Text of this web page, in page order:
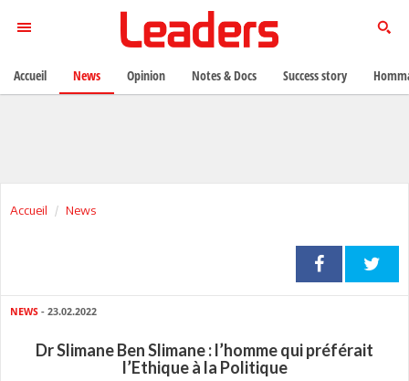
Accueil News
NEWS - 23.02.2022
Dr Slimane Ben Slimane : l’homme qui préférait
l’Ethique à la Politique
Accueil News Opinion Notes & Docs Success story